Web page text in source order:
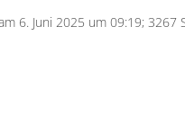
6. Juni 2025 um 09:19;